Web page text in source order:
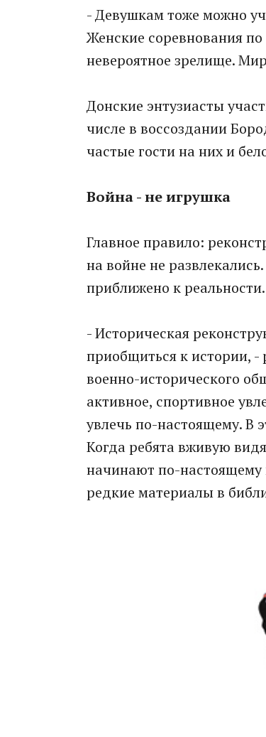
- Девушкам тоже можно
Женские соревнования
невероятное зрелище.
Донские энтузиасты
числе в воссоздании
частые гости на них и
Война - не игрушка
Главное правило:
на войне не
приближено к реальности.
- Историческая
приобщиться к истории, -
военно-исторического
активное, спортивное
увлечь по-настоящему. В
Когда ребята вживую
начинают по-настоящему
редкие материалы в